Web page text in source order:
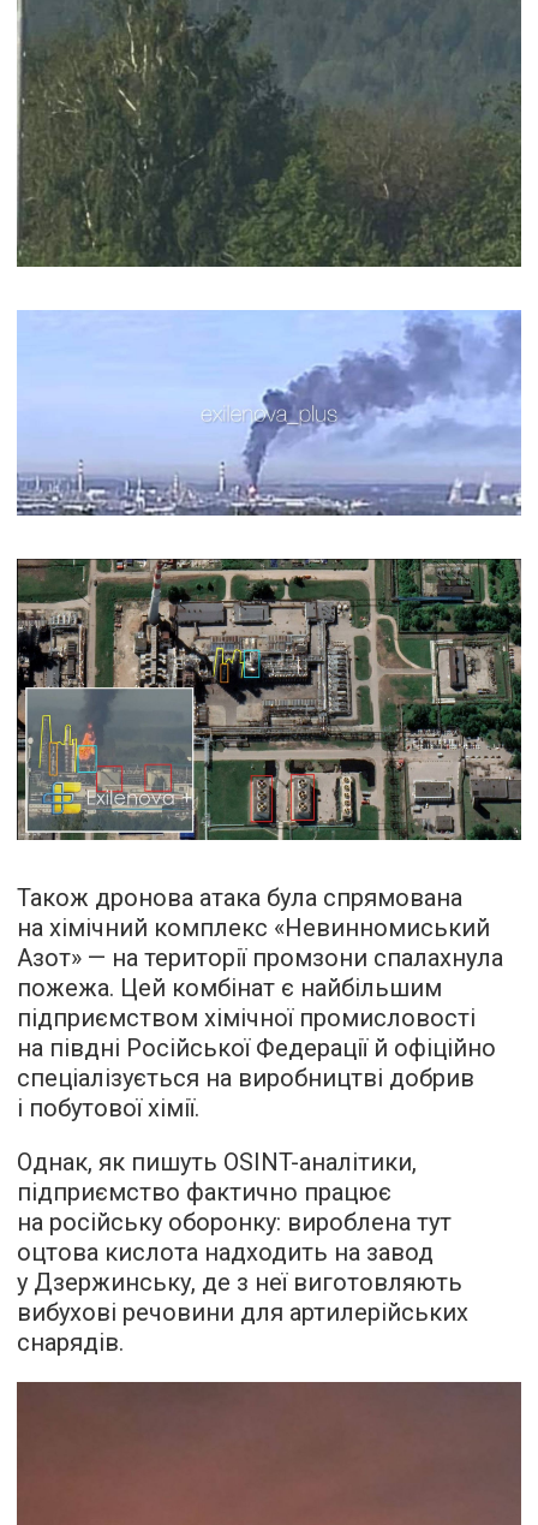
Також дронова атака була спрямована
на хімічний комплекс «Невинномиський
Азот» — на території промзони спалахнула
пожежа. Цей комбінат є найбільшим
підприємством хімічної промисловості
на півдні Російської Федерації й офіційно
спеціалізується на виробництві добрив
і побутової хімії.
Однак, як пишуть OSINT-аналітики,
підприємство фактично працює
на російську оборонку: вироблена тут
оцтова кислота надходить на завод
у Дзержинську, де з неї виготовляють
вибухові речовини для артилерійських
снарядів.